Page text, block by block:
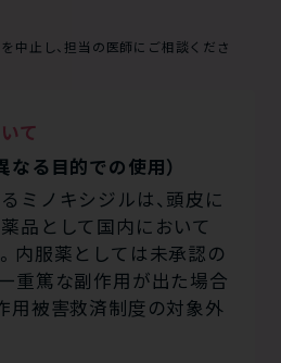
中止し、担当の医師にご相談くださ
て
なる目的での使用）
ミノキシジルは、頭皮に
品として国内において
内服薬としては未承認の
重篤な副作用が出た場合
用被害救済制度の対象外